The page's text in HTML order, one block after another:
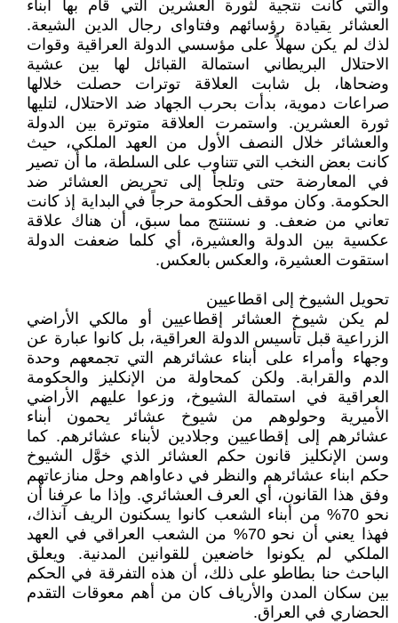
والتي كانت نتجية لثورة العشرين التي قام بها أبناء
العشائر يقيادة رؤسائهم وفتاواى رجال الدين الشيعة.
لذك لم يكن سهلاً على مؤسسي الدولة العراقية وقوات
الاحتلال البريطاني استمالة القبائل لها بين عشية
وضحاها، بل شابت العلاقة توترات حصلت خلالها
صراعات دموية، بدأت بحرب الجهاد ضد الاحتلال، لتليها
ثورة العشرين. واستمرت العلاقة متوترة بين الدولة
والعشائر خلال النصف الأول من العهد الملكي، حيث
كانت بعض النخب التي تتناوب على السلطة، ما أن تصير
في المعارضة حتى وتلجأ إلى تحريض العشائر ضد
الحكومة. وكان موقف الحكومة حرجاً في البداية إذ كانت
تعاني من ضعف. و نستنتج مما سبق، أن هناك علاقة
عكسية بين الدولة والعشيرة، أي كلما ضعفت الدولة
استقوت العشيرة، والعكس بالعكس.
تحويل الشيوخ إلى اقطاعيين
لم يكن شيوخ العشائر إقطاعيين أو مالكي الأراضي
الزراعية قبل تأسيس الدولة العراقية، بل كانوا عبارة عن
وجهاء وأمراء على أبناء عشائرهم التي تجمعهم وحدة
الدم والقرابة. ولكن كمحاولة من الإنكليز والحكومة
العراقية في استمالة الشيوخ، وزعوا عليهم الأراضي
الأميرية وحولوهم من شيوخ عشائر يحمون أبناء
عشائرهم إلى إقطاعيين وجلادين لأبناء عشائرهم. كما
وسن الإنكليز قانون حكم العشائر الذي خوَّل الشيوخ
حكم ابناء عشائرهم والنظر في دعاواهم وحل منازعاتهم
وفق هذا القانون، أي العرف العشائري. وإذا ما عرفنا أن
نحو 70% من أبناء الشعب كانوا يسكنون الريف آنذاك،
فهذا يعني أن نحو 70% من الشعب العراقي في العهد
الملكي لم يكونوا خاضعين للقوانين المدنية. ويعلق
الباحث حنا بطاطو على ذلك، أن هذه التفرقة في الحكم
بين سكان المدن والأرياف كان من أهم معوقات التقدم
الحضاري في العراق.